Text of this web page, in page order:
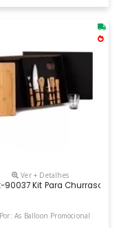
Alça. Contém:
Ver + Detalhes
90037 Kit Para Churrasco E
As Balloon Promocional